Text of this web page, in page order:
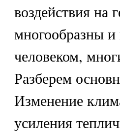
воздействия на
многообразны и
человеком,
Разберем
Изменение
усиления